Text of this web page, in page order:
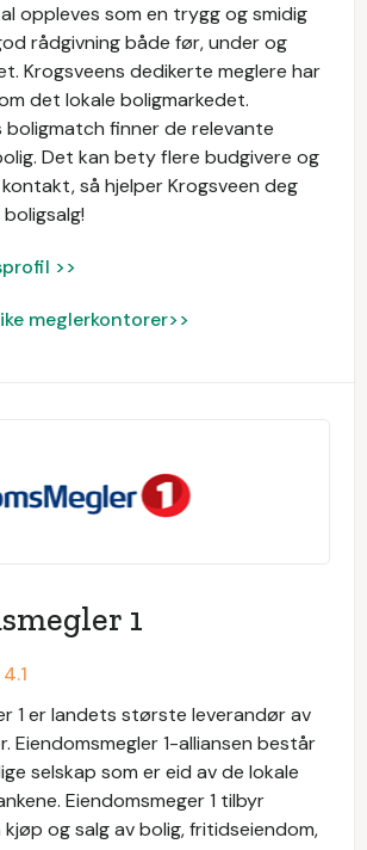
oppleves som en trygg og smidig
rådgivning både før, under og
Krogsveens dedikerte meglere har
det lokale boligmarkedet.
boligmatch finner de relevante
Det kan bety flere budgivere og
så hjelper Krogsveen deg
>>
meglerkontorer>>
1
4.1
1 er landets største leverandør av
Eiendomsmegler 1-alliansen består
selskap som er eid av de lokale
Eiendomsmeger 1 tilbyr
og salg av bolig, fritidseiendom,